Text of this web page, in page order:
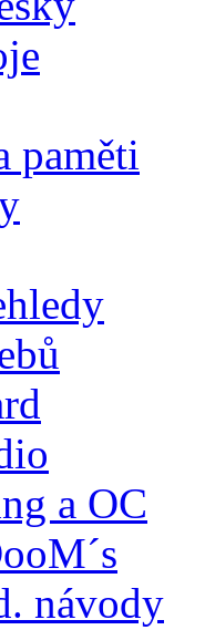
paměti
a OC
návody